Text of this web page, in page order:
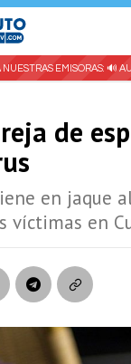
NUESTRAS EMISORAS: 🔊
de
en jaque
víctimas en